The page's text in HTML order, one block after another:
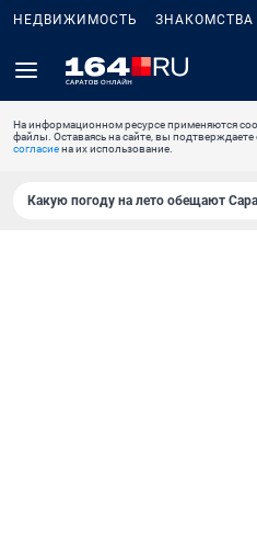
НЕДВИЖИМОСТЬ ЗНАКОМСТВА
На информационном ресурсе применяются
файлы. Оставаясь на сайте, вы подтверждаете
согласиена их использование.
Какую погоду на лето обещают